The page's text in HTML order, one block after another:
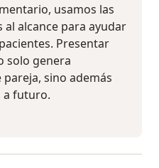
usamos las
alcance para ayudar
Presentar
solo genera
sino además
a futuro.